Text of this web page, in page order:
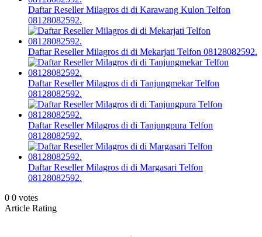
Daftar Reseller Milagros di di Karawang Kulon Telfon
08128082592.
Daftar Reseller Milagros di di Mekarjati Telfon 08128082592.
Daftar Reseller Milagros di di Tanjungmekar Telfon
08128082592.
Daftar Reseller Milagros di di Tanjungpura Telfon
08128082592.
Daftar Reseller Milagros di di Margasari Telfon
08128082592.
0 0 votes
Article Rating